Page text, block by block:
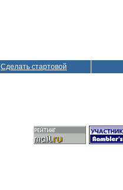
Сделать стартовой